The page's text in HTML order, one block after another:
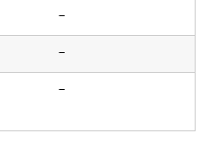
-
-
-